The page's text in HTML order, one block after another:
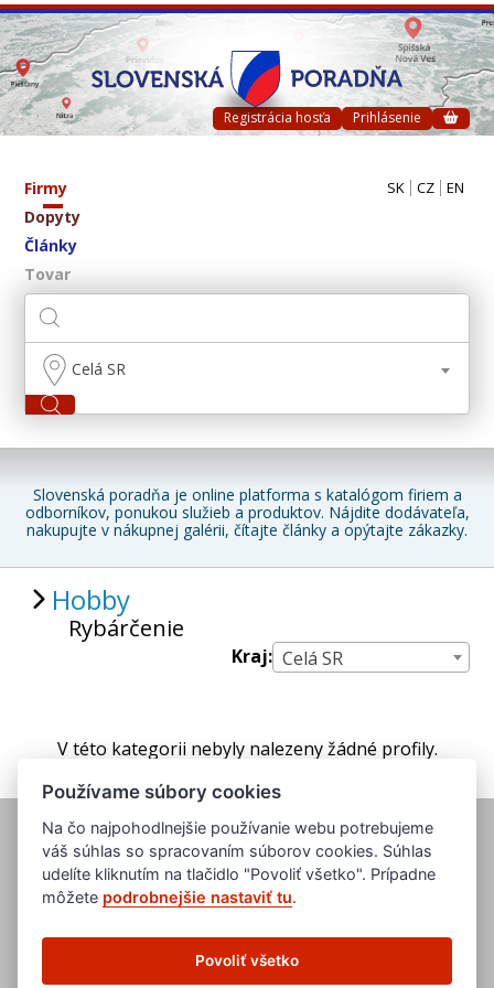
Registrácia hosťa Prihlásenie
Firmy
Dopyty
Články
Tovar
SK CZ EN
Celá SR
Slovenská poradňa je online platforma s katalógom firiem a
odborníkov, ponukou služieb a produktov. Nájdite dodávateľa,
nakupujte v nákupnej galérii, čítajte články a opýtajte zákazky.
Hobby
Rybárčenie
Kraj: Celá SR
V této kategorii nebyly nalezeny žádné profily.
www.edb.cz
www.edb.eu
Používame súbory cookies
Na čo najpohodlnejšie používanie webu potrebujeme
váš súhlas so spracovaním súborov cookies. Súhlas
udelíte kliknutím na tlačidlo "Povoliť všetko". Prípadne
môžete podrobnejšie nastaviť tu.
Povoliť všetko